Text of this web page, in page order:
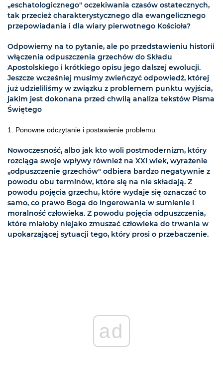
„eschatologicznego" oczekiwania czasów ostatecznych,
tak przecież charakterystycznego dla ewangelicznego
przepowiadania i dla wiary pierwotnego Kościoła?
Odpowiemy na to pytanie, ale po przedstawieniu historii
włączenia odpuszczenia grzechów do Składu
Apostolskiego i krótkiego opisu jego dalszej ewolucji.
Jeszcze wcześniej musimy zwieńczyć odpowiedź, której
już udzieliliśmy w związku z problemem punktu wyjścia,
jakim jest dokonana przed chwilą analiza tekstów Pisma
Świętego
1. Ponowne odczytanie i postawienie problemu
Nowoczesność, albo jak kto woli postmodernizm, który
rozciąga swoje wpływy również na XXI wiek, wyrażenie
„odpuszczenie grzechów" odbiera bardzo negatywnie z
powodu obu terminów, które się na nie składają. Z
powodu pojęcia grzechu, które wydaje się oznaczać to
samo, co prawo Boga do ingerowania w sumienie i
moralność człowieka. Z powodu pojęcia odpuszczenia,
które miałoby niejako zmuszać człowieka do trwania w
upokarzającej sytuacji tego, który prosi o przebaczenie.
ad